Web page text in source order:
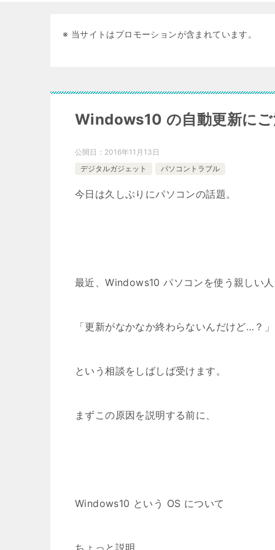
※ 当サイトはプロモーションが含まれています。
Windows10 の自動更新にご
公開日： 2016年11月13日
デジタルガジェット
パソコントラブル
今日は久しぶりにパソコンの話題。
最近、Windows10 パソコンを使う親しい
「更新がなかなか終わらないんだけど…？」
という相談をしばしば受けます。
まずこの原因を説明する前に、
Windows10 という OS について
ちょっと説明。